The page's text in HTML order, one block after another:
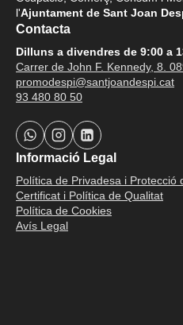
l'Ajuntament de Sant Joan
Contacta
Dilluns a divendres de 9:00 a
Carrer de John F. Kennedy, 8.
promodespi@santjoandespi.cat
93 480 80 50
Informació Legal
Política de Privadesa i Protecció
Certificat i Política de Qualitat
Política de Cookies
Avís Legal